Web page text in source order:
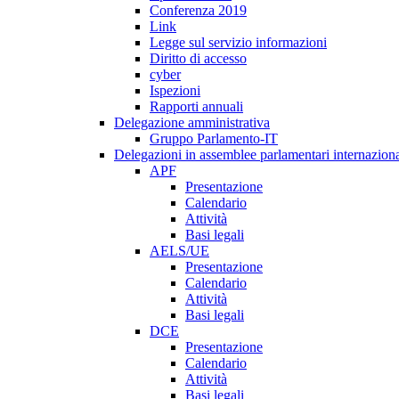
Conferenza 2019
Link
Legge sul servizio informazioni
Diritto di accesso
cyber
Ispezioni
Rapporti annuali
Delegazione amministrativa
Gruppo Parlamento-IT
Delegazioni in assemblee parlamentari
APF
Presentazione
Calendario
Attività
Basi legali
AELS/UE
Presentazione
Calendario
Attività
Basi legali
DCE
Presentazione
Calendario
Attività
Basi legali